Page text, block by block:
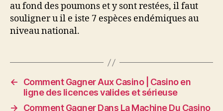
au fond des poumons et y sont restées, il faut
souligner u il e iste 7 espèces endémiques au
niveau national.
←
Comment Gagner Aux Casino | Casino en
ligne des licences valides et sérieuse
→
Comment Gagner Dans La Machine Du Casino